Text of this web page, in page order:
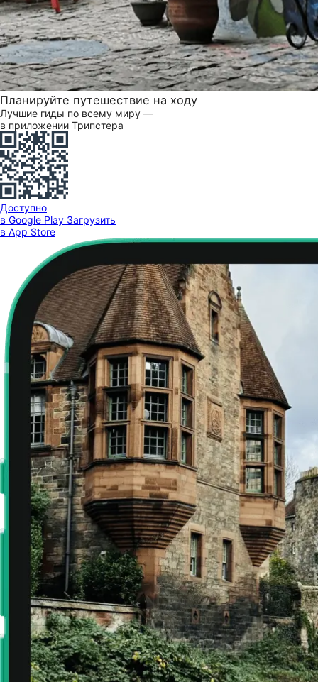
Планируйте путешествие на ходу
Лучшие гиды по всему миру —
в приложении Трипстера
Доступно
в Google Play Загрузить
в App Store